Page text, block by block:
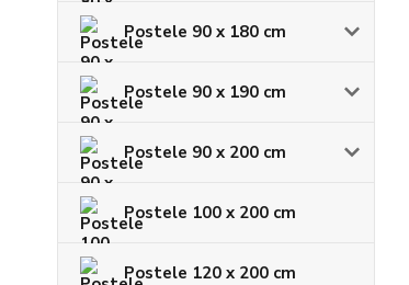
Postele 90 x 180 cm
Postele 90 x 190 cm
Postele 90 x 200 cm
Postele 100 x 200 cm
Postele 120 x 200 cm